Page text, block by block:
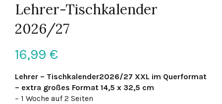
Lehrer-Tischkalender
2026/27
16,99 €
Lehrer – Tischkalender2026/27 XXL im Querformat
– extra großes Format 14,5 x 32,5 cm
– 1 Woche auf 2 Seiten